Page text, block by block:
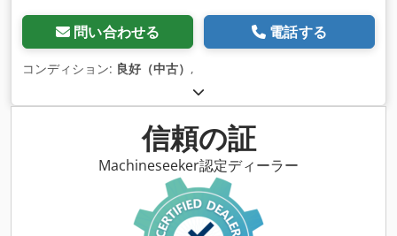
問い合わせる 電話する
コンディション: 良好（中古） ,
信頼の証
Machineseeker認定ディーラー